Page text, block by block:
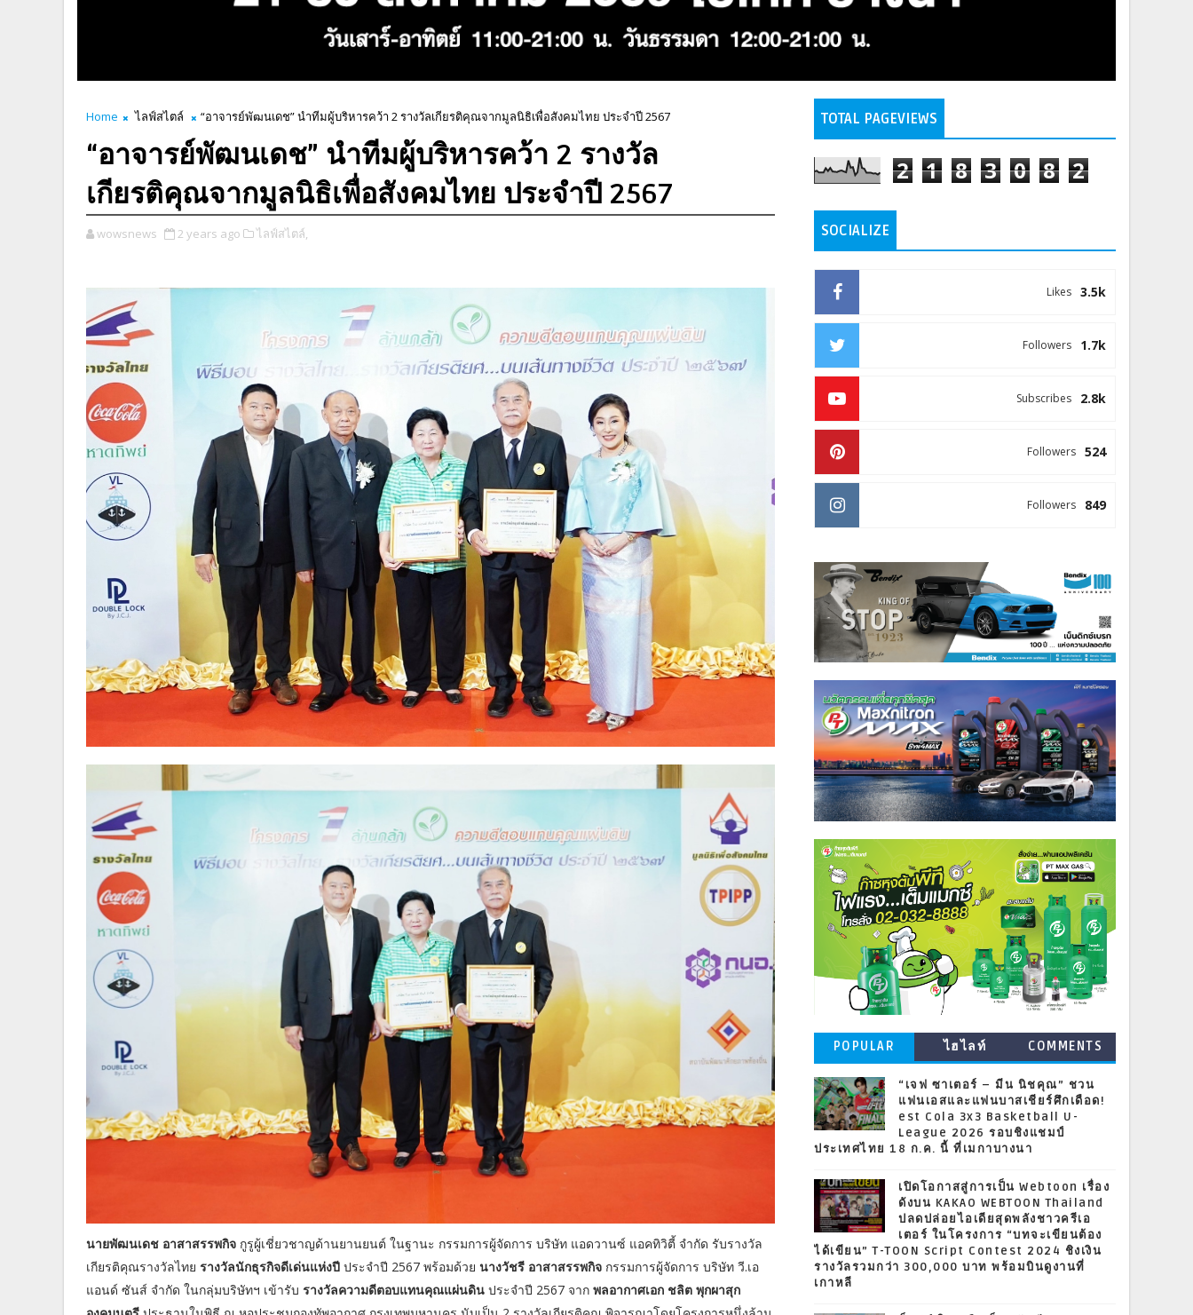
Home ไลฟ์สไตล์ “อาจารย์พัฒนเดช” นำทีมผู้บริหารคว้า 2 รางวัลเกียรติคุณจากมูลนิธิเพื่อสังคมไทย ประจำปี 2567
“อาจารย์พัฒนเดช” นำทีมผู้บริหารคว้า 2 รางวัล
เกียรติคุณจากมูลนิธิเพื่อสังคมไทย ประจำปี 2567
wowsnews 2 years ago ไลฟ์สไตล์,
นายพัฒนเดช อาสาสรรพกิจ กูรูผู้เชี่ยวชาญด้านยานยนต์ ในฐานะ กรรมการผู้จัดการ บริษัท แอดวานซ์ แอคทิวิตี้ จำกัด รับรางวัล
เกียรติคุณรางวัลไทย รางวัลนักธุรกิจดีเด่นแห่งปี ประจำปี 2567 พร้อมด้วย นางวัชรี อาสาสรรพกิจ กรรมการผู้จัดการ บริษัท วี.เอ
แอนด์ ซันส์ จำกัด ในกลุ่มบริษัทฯ เข้ารับ รางวัลความดีตอบแทนคุณแผ่นดิน ประจำปี 2567 จาก พลอากาศเอก ชลิต พุกผาสุก
TOTAL PAGEVIEWS
2 1 8 3 0 8 2
SOCIALIZE
3.5k
Likes
1.7k
Followers
2.8k
Subscribes
524
Followers
849
Followers
POPULAR ไฮไลท์ COMMENTS
“เจฟ ซาเตอร์ – มีน นิชคุณ” ชวน
แฟนเอสและแฟนบาสเชียร์ศึกเดือด!
est Cola 3x3 Basketball U-
League 2026 รอบชิงแชมป์
ประเทศไทย 18 ก.ค. นี้ ที่เมกาบางนา
เปิดโอกาสสู่การเป็น Webtoon เรื่อง
ดังบน KAKAO WEBTOON Thailand
ปลดปล่อยไอเดียสุดพลังชาวครีเอ
เตอร์ ในโครงการ “บทจะเขียนต้อง
ได้เขียน” T-TOON Script Contest 2024 ชิงเงิน
รางวัลรวมกว่า 300,000 บาท พร้อมบินดูงานที่
เกาหลี